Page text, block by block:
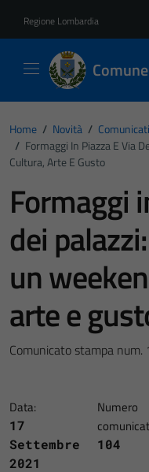
Regione Lombardia
Home / Novità / Comunicati
/ Formaggi In Piazza E Via
Cultura, Arte E Gusto
Formaggi
dei
un
arte e
Comunicato stampa
Data:
17
Settembre
2021
Numero
104